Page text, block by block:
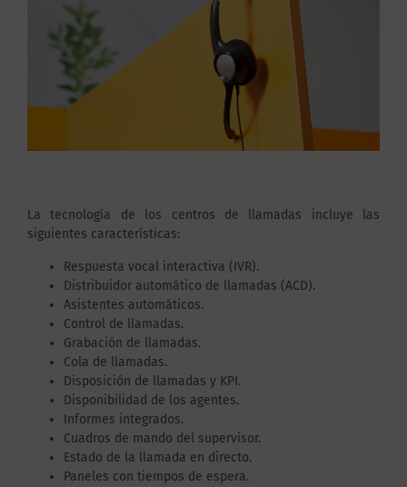
La tecnología de los centros de llamadas incluye las
siguientes características:
Respuesta vocal interactiva (IVR).
Distribuidor automático de llamadas (ACD).
Asistentes automáticos.
Control de llamadas.
Grabación de llamadas.
Cola de llamadas.
Disposición de llamadas y KPI.
Disponibilidad de los agentes.
Informes integrados.
Cuadros de mando del supervisor.
Estado de la llamada en directo.
Paneles con tiempos de espera.